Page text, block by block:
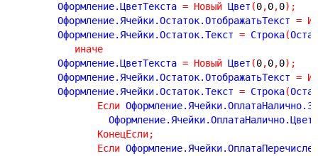
Оформление.ЦветТекста = Новый Цвет (0,0,0) ;
Оформление.Ячейки.Остаток.ОтображатьТекст =
Оформление.Ячейки.Остаток.Текст = Строка(
иначе
Оформление.ЦветТекста = Новый Цвет (0,0,0) ;
Оформление.Ячейки.Остаток.ОтображатьТекст =
Оформление.Ячейки.Остаток.Текст = Строка(
Если
КонецЕсли;
Если